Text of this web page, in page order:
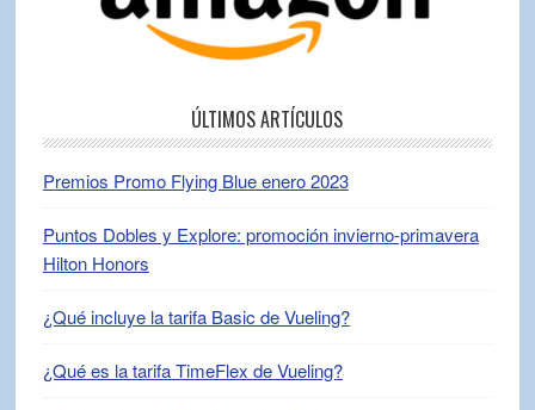
ÚLTIMOS ARTÍCULOS
Premios Promo Flying Blue enero 2023
Puntos Dobles y Explore: promoción invierno-primavera
Hilton Honors
¿Qué incluye la tarifa Basic de Vueling?
¿Qué es la tarifa TimeFlex de Vueling?